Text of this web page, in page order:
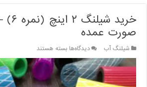
صورت عمده
شیلنگ آب دیدگاه‌هابرای
خرید
شیلنگ
۲
اینچ
بسته هستند